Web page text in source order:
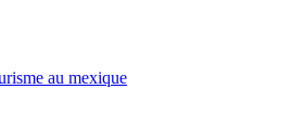
au mexique